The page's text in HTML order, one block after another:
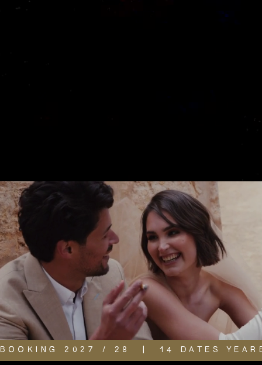
BOOKING 2027 / 28  |  14 DATES YEAR